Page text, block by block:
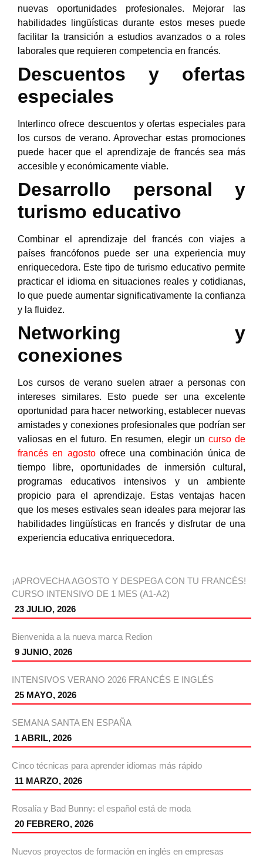
nuevas oportunidades profesionales. Mejorar las
habilidades lingüísticas durante estos meses puede
facilitar la transición a estudios avanzados o a roles
laborales que requieren competencia en francés.
Descuentos y ofertas
especiales
Interlinco ofrece descuentos y ofertas especiales para
los cursos de verano. Aprovechar estas promociones
puede hacer que el aprendizaje de francés sea más
accesible y económicamente viable.
Desarrollo personal y
turismo educativo
Combinar el aprendizaje del francés con viajes a
países francófonos puede ser una experiencia muy
enriquecedora. Este tipo de turismo educativo permite
practicar el idioma en situaciones reales y cotidianas,
lo que puede aumentar significativamente la confianza
y la fluidez.
Networking y
conexiones
Los cursos de verano suelen atraer a personas con
intereses similares. Esto puede ser una excelente
oportunidad para hacer networking, establecer nuevas
amistades y conexiones profesionales que podrían ser
valiosas en el futuro. En resumen, elegir uncurso de
francés en agostoofrece una combinación única de
tiempo libre, oportunidades de inmersión cultural,
programas educativos intensivos y un ambiente
propicio para el aprendizaje. Estas ventajas hacen
que los meses estivales sean ideales para mejorar las
habilidades lingüísticas en francés y disfrutar de una
experiencia educativa enriquecedora.
¡APROVECHA AGOSTO Y DESPEGA CON TU FRANCÉS!
CURSO INTENSIVO DE 1 MES (A1-A2)
23 JULIO, 2026
Bienvenida a la nueva marca Redion
9 JUNIO, 2026
INTENSIVOS VERANO 2026 FRANCÉS E INGLÉS
25 MAYO, 2026
SEMANA SANTA EN ESPAÑA
1 ABRIL, 2026
Cinco técnicas para aprender idiomas más rápido
11 MARZO, 2026
Rosalía y Bad Bunny: el español está de moda
20 FEBRERO, 2026
Nuevos proyectos de formación en inglés en empresas